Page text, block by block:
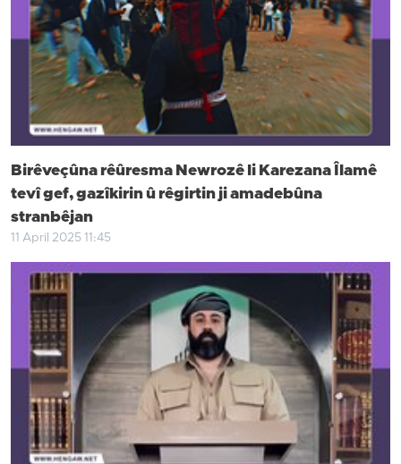
Birêveçûna rêûresma Newrozê li Karezana Îlamê
tevî gef, gazîkirin û rêgirtin ji amadebûna
stranbêjan
11 April 2025 11:45